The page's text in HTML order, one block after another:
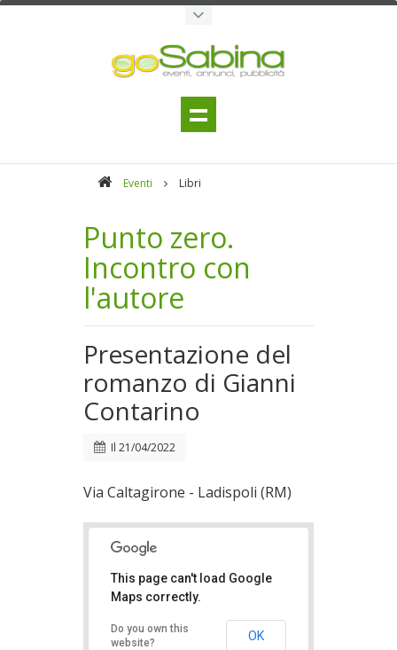
Eventi Libri
Punto zero.
Incontro con
l'autore
Presentazione del
romanzo di Gianni
Contarino
Il 21/04/2022
Via Caltagirone - Ladispoli (RM)
This page can't load Google
Maps correctly.
Do you own this
website?
OK